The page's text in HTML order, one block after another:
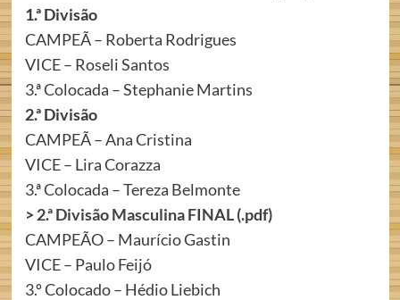
1.ª Divisão
CAMPEÃ – Roberta Rodrigues
VICE – Roseli Santos
3.ª Colocada – Stephanie Martins
2.ª Divisão
CAMPEÃ – Ana Cristina
VICE – Lira Corazza
3.ª Colocada – Tereza Belmonte
> 2.ª Divisão Masculina FINAL (.pdf)
CAMPEÃO – Maurício Gastin
VICE – Paulo Feijó
3.º Colocado – Hédio Liebich